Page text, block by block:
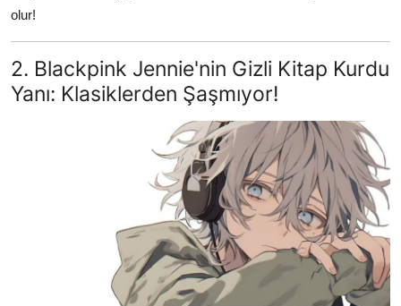
olur!
2. Blackpink Jennie'nin Gizli Kitap Kurdu
Yanı: Klasiklerden Şaşmıyor!